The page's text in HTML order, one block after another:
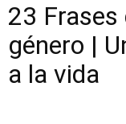
23 Frases
género |
a la vida